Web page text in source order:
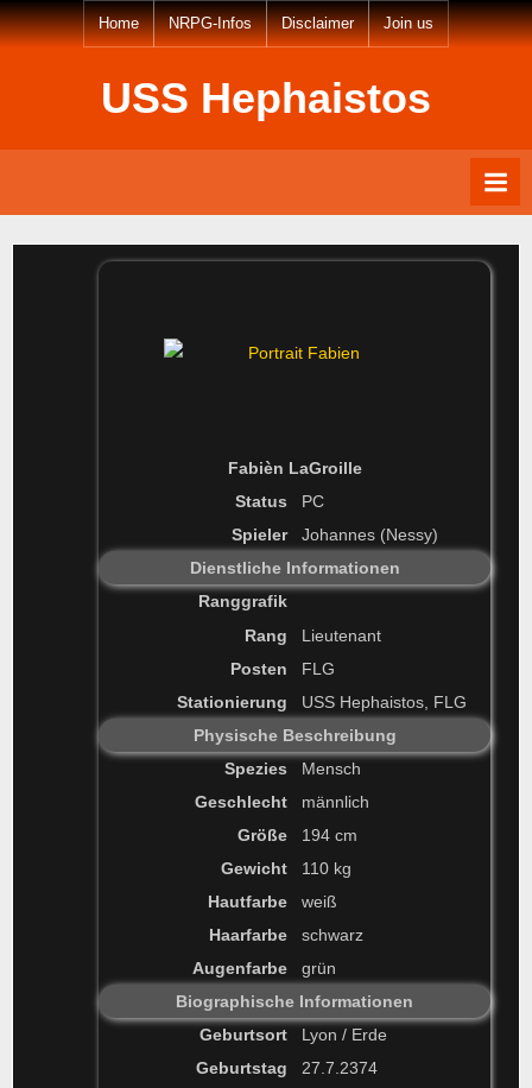
Skip
to
Home NRPG-Infos Disclaimer Join us
USS Hephaistos
Fabièn LaGroille
Status
PC
Spieler
Johannes (Nessy)
Dienstliche Informationen
Ranggrafik
Rang
Lieutenant
Posten
FLG
Stationierung
USS Hephaistos, FLG
Physische Beschreibung
Spezies
Mensch
Geschlecht
männlich
Größe
194 cm
Gewicht
110 kg
Hautfarbe
weiß
Haarfarbe
schwarz
Augenfarbe
grün
Biographische Informationen
Geburtsort
Lyon / Erde
Geburtstag
27.7.2374